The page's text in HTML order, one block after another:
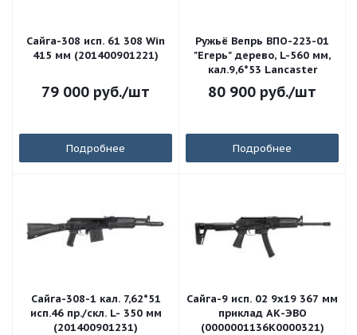
Сайга-308 исп. 61 308 Win
415 мм (201400901221)
79 000 руб./шт
Подробнее
Ружьё Вепрь ВПО-223-01
"Егерь" дерево, L-560 мм,
кал.9,6*53 Lancaster
80 900 руб./шт
Подробнее
Сайга-308-1 кал. 7,62*51
исп.46 пр./скл. L- 350 мм
(201400901231)
Сайга-9 исп. 02 9x19 367 мм
приклад АК-ЭВО
(0000001136K0000321)